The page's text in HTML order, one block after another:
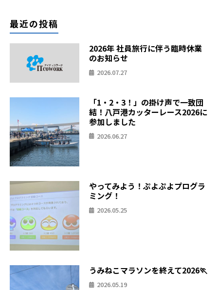
最近の投稿
2026年 社員旅行に伴う臨時休業
のお知らせ
2026.07.27
「1・2・3！」の掛け声で一致団
結！八戸港カッターレース2026に
参加しました
2026.06.27
やってみよう！ぷよぷよプログラ
ミング！
2026.05.25
うみねこマラソンを終えて2026🏃
2026.05.19